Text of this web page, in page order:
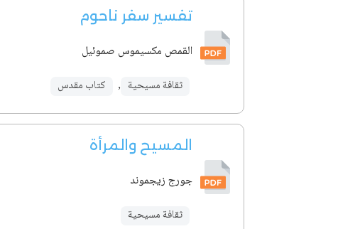
تفسير سفر ناحوم
القمص مكسيموس صموئيل
ثقافة مسيحية , كتاب مقدس
المسيح والمرأة
جورج زيجموند
ثقافة مسيحية